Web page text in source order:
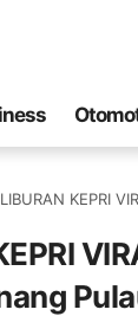
LIBURAN KEPRI VIRAL 2026! 🌴✨ Paket